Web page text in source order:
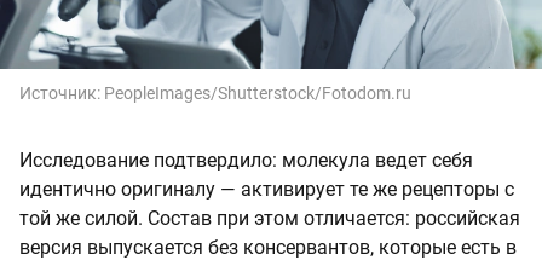
Источник: PeopleImages/Shutterstock/Fotodom.ru
Исследование подтвердило: молекула ведет себя
идентично оригиналу — активирует те же рецепторы с
той же силой. Состав при этом отличается: российская
версия выпускается без консервантов, которые есть в